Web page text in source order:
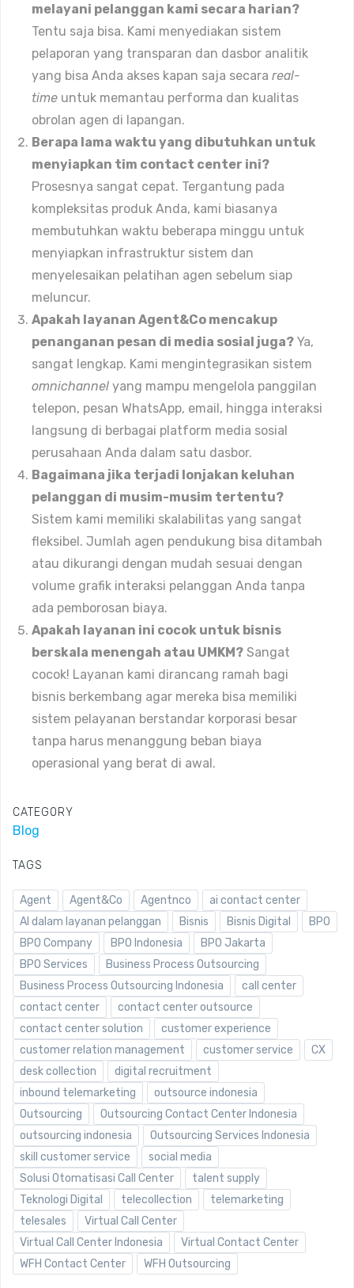
melayani pelanggan kami secara harian?
Tentu saja bisa. Kami menyediakan sistem
pelaporan yang transparan dan dasbor analitik
yang bisa Anda akses kapan saja secara real-
time untuk memantau performa dan kualitas
obrolan agen di lapangan.
Berapa lama waktu yang dibutuhkan untuk
menyiapkan tim contact center ini?
Prosesnya sangat cepat. Tergantung pada
kompleksitas produk Anda, kami biasanya
membutuhkan waktu beberapa minggu untuk
menyiapkan infrastruktur sistem dan
menyelesaikan pelatihan agen sebelum siap
meluncur.
Apakah layanan Agent&Co mencakup
penanganan pesan di media sosial juga? Ya,
sangat lengkap. Kami mengintegrasikan sistem
omnichannel yang mampu mengelola panggilan
telepon, pesan WhatsApp, email, hingga interaksi
langsung di berbagai platform media sosial
perusahaan Anda dalam satu dasbor.
Bagaimana jika terjadi lonjakan keluhan
pelanggan di musim-musim tertentu?
Sistem kami memiliki skalabilitas yang sangat
fleksibel. Jumlah agen pendukung bisa ditambah
atau dikurangi dengan mudah sesuai dengan
volume grafik interaksi pelanggan Anda tanpa
ada pemborosan biaya.
Apakah layanan ini cocok untuk bisnis
berskala menengah atau UMKM? Sangat
cocok! Layanan kami dirancang ramah bagi
bisnis berkembang agar mereka bisa memiliki
sistem pelayanan berstandar korporasi besar
tanpa harus menanggung beban biaya
operasional yang berat di awal.
CATEGORY
Blog
TAGS
Agent Agent&Co Agentnco
ai contact center
AI dalam layanan pelanggan
Bisnis Bisnis Digital
BPO
BPO Company
BPO Indonesia
BPO Jakarta
BPO Services
Business Process Outsourcing
Business Process Outsourcing Indonesia
call center
contact center
contact center outsource
contact center solution
customer experience
customer relation management
customer service
CX
desk collection
digital recruitment
inbound telemarketing
outsource indonesia
Outsourcing
Outsourcing Contact Center Indonesia
outsourcing indonesia
Outsourcing Services Indonesia
skill customer service
social media
Solusi Otomatisasi Call Center
talent supply
Teknologi Digital
telecollection
telemarketing
telesales
Virtual Call Center
Virtual Call Center Indonesia
Virtual Contact Center
WFH Contact Center
WFH Outsourcing